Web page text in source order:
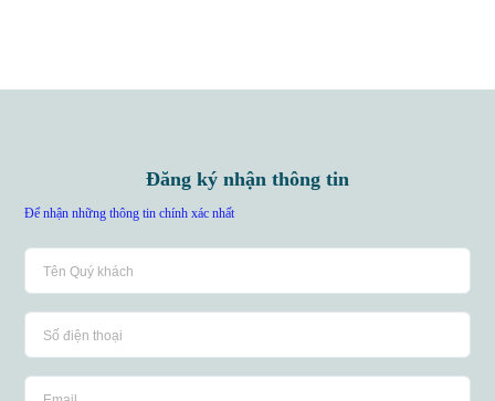
Đăng ký nhận thông tin
Để nhận những thông tin chính xác nhất